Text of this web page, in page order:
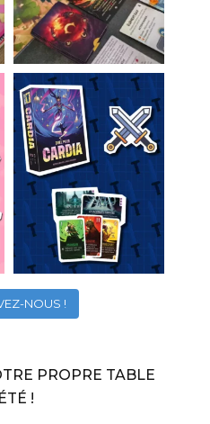
NOUS !
PROPRE TABLE
!